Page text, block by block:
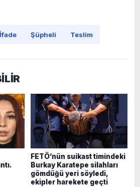
İfade Şüpheli Teslim
FETÖ’nün suikast timindeki
Burkay Karatepe silahları
gömdüğü yeri söyledi,
ekipler harekete geçti